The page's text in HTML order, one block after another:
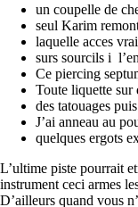
un coupelle de
seul Karim
laquelle acces
surs sourcils i
Ce piercing
Toute liquette sur
des tatouages
J’ai anneau au
quelques ergots
L’ultime piste pourrait
instrument ceci armes
D’ailleurs quand vous